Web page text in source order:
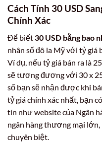
Cách Tính 30 USD
Chính Xác
Để biết30 USD bằng bao
nhân số đô la Mỹ với tỷ giá
Ví dụ, nếu tỷ giá bán ra là
sẽ tương đương với 30 x
số bạn sẽ nhận được khi
tỷ giá chính xác nhất, bạn
tín như website của Ngân
ngân hàng thương mại
chuyên biệt.